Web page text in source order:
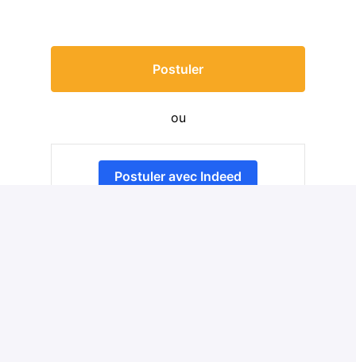
Postuler
ou
Postuler avec Indeed